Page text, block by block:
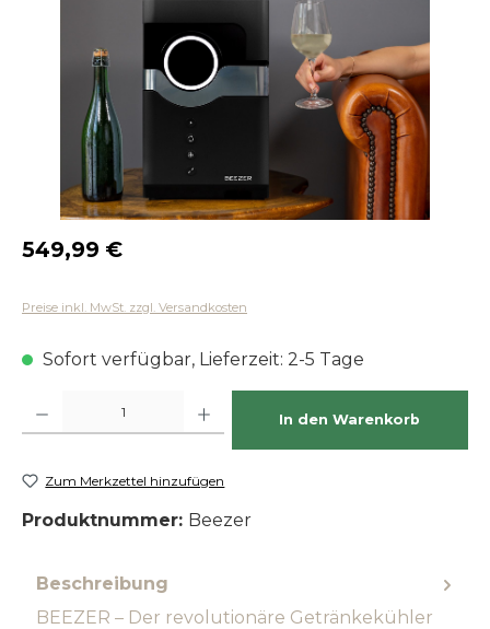
Regulärer Preis:
549,99 €
Preise inkl. MwSt. zzgl. Versandkosten
Sofort verfügbar, Lieferzeit: 2-5 Tage
In den Warenkorb
Zum Merkzettel hinzufügen
Produktnummer: Beezer
Beschreibung
BEEZER – Der revolutionäre Getränkekühler